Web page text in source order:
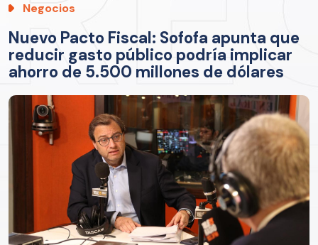
Negocios
Nuevo Pacto Fiscal: Sofofa apunta que
reducir gasto público podría implicar
ahorro de 5.500 millones de dólares